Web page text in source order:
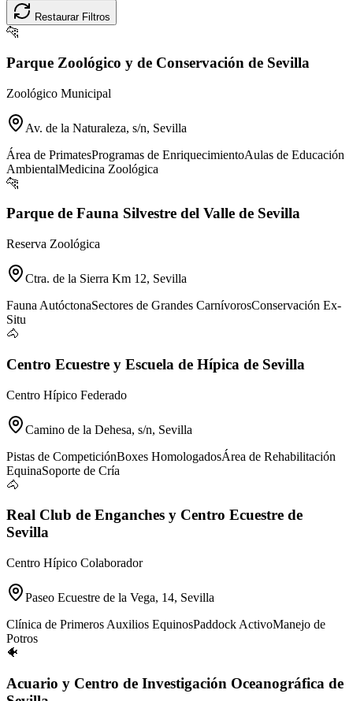
Restaurar Filtros
🐆
Parque Zoológico y de Conservación de Sevilla
Zoológico Municipal
Av. de la Naturaleza, s/n, Sevilla
Área de PrimatesProgramas de EnriquecimientoAulas de Educación
AmbientalMedicina Zoológica
🐆
Parque de Fauna Silvestre del Valle de Sevilla
Reserva Zoológica
Ctra. de la Sierra Km 12, Sevilla
Fauna AutóctonaSectores de Grandes CarnívorosConservación Ex-
Situ
🐴
Centro Ecuestre y Escuela de Hípica de Sevilla
Centro Hípico Federado
Camino de la Dehesa, s/n, Sevilla
Pistas de CompeticiónBoxes HomologadosÁrea de Rehabilitación
EquinaSoporte de Cría
🐴
Real Club de Enganches y Centro Ecuestre de
Sevilla
Centro Hípico Colaborador
Paseo Ecuestre de la Vega, 14, Sevilla
Clínica de Primeros Auxilios EquinosPaddock ActivoManejo de
Potros
🐠
Acuario y Centro de Investigación Oceanográfica de